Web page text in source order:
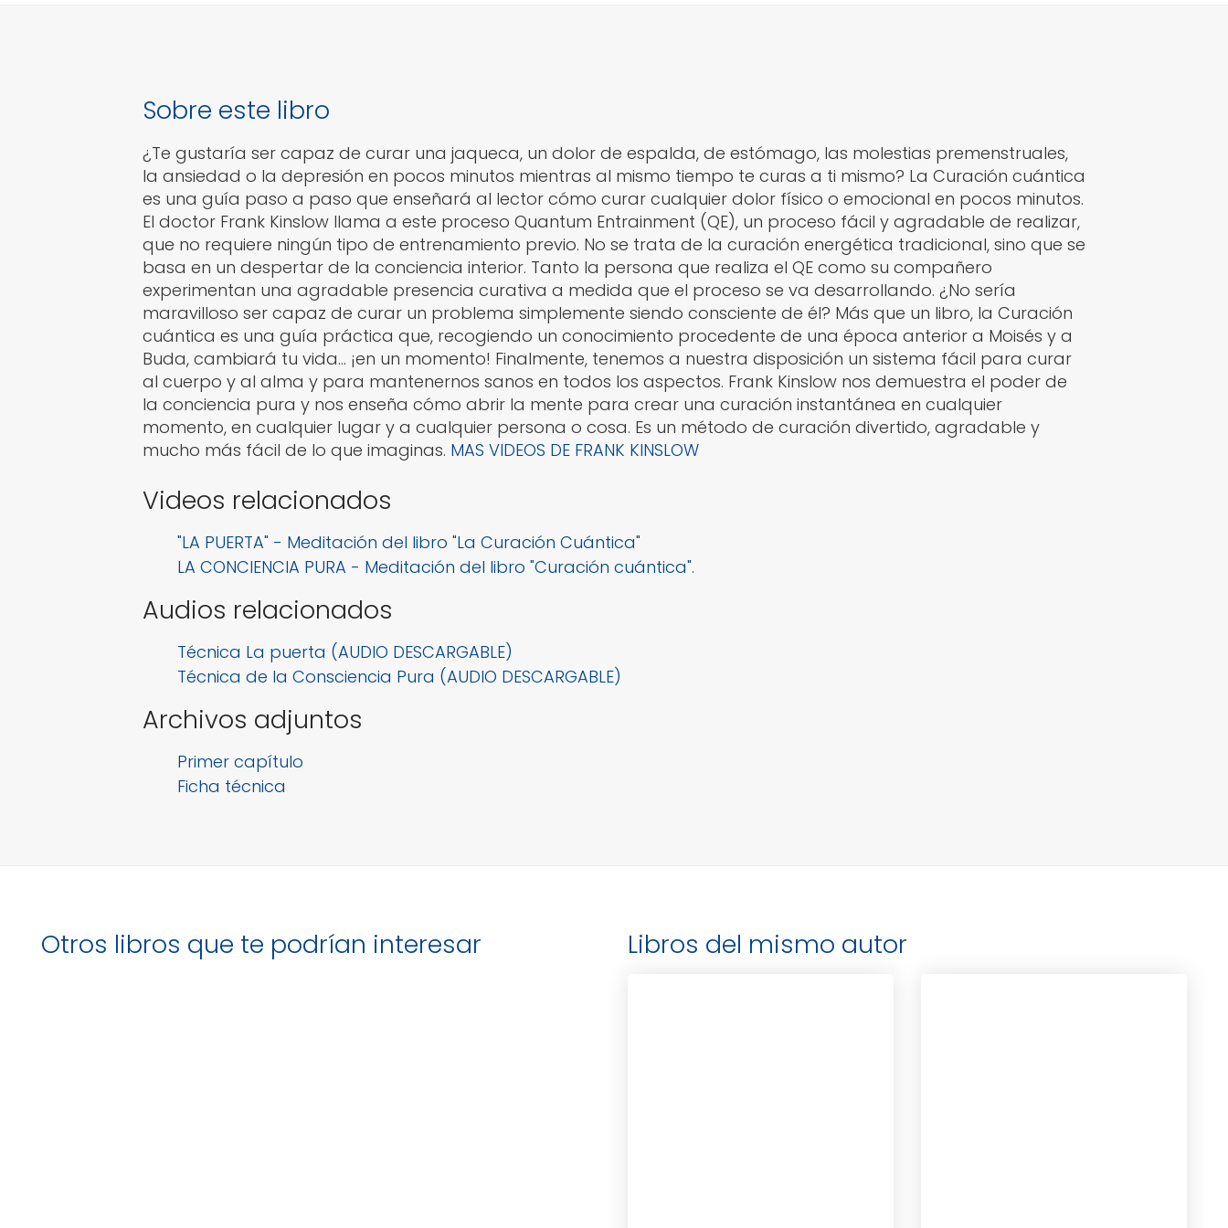
Sobre este libro
¿Te gustaría ser capaz de curar una jaqueca, un dolor de espalda, de estómago, las molestias premenstruales,
la ansiedad o la depresión en pocos minutos mientras al mismo tiempo te curas a ti mismo? La Curación cuántica
es una guía paso a paso que enseñará al lector cómo curar cualquier dolor físico o emocional en pocos minutos.
El doctor Frank Kinslow llama a este proceso Quantum Entrainment (QE), un proceso fácil y agradable de realizar,
que no requiere ningún tipo de entrenamiento previo. No se trata de la curación energética tradicional, sino que se
basa en un despertar de la conciencia interior. Tanto la persona que realiza el QE como su compañero
experimentan una agradable presencia curativa a medida que el proceso se va desarrollando. ¿No sería
maravilloso ser capaz de curar un problema simplemente siendo consciente de él? Más que un libro, la Curación
cuántica es una guía práctica que, recogiendo un conocimiento procedente de una época anterior a Moisés y a
Buda, cambiará tu vida… ¡en un momento! Finalmente, tenemos a nuestra disposición un sistema fácil para curar
al cuerpo y al alma y para mantenernos sanos en todos los aspectos. Frank Kinslow nos demuestra el poder de
la conciencia pura y nos enseña cómo abrir la mente para crear una curación instantánea en cualquier
momento, en cualquier lugar y a cualquier persona o cosa. Es un método de curación divertido, agradable y
mucho más fácil de lo que imaginas. MAS VIDEOS DE FRANK KINSLOW
Videos relacionados
"LA PUERTA" - Meditación del libro "La Curación Cuántica"
LA CONCIENCIA PURA - Meditación del libro "Curación cuántica".
Audios relacionados
Técnica La puerta (AUDIO DESCARGABLE)
Técnica de la Consciencia Pura (AUDIO DESCARGABLE)
Archivos adjuntos
Primer capítulo
Ficha técnica
Otros libros que te podrían interesar Libros del mismo autor